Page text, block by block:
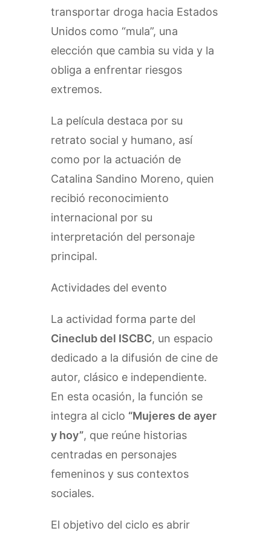
transportar droga hacia Estados
Unidos como “mula”, una
elección que cambia su vida y la
obliga a enfrentar riesgos
extremos.
La película destaca por su
retrato social y humano, así
como por la actuación de
Catalina Sandino Moreno, quien
recibió reconocimiento
internacional por su
interpretación del personaje
principal.
Actividades del evento
La actividad forma parte del
Cineclub del ISCBC, un espacio
dedicado a la difusión de cine de
autor, clásico e independiente.
En esta ocasión, la función se
integra al ciclo “Mujeres de ayer
y hoy”, que reúne historias
centradas en personajes
femeninos y sus contextos
sociales.
El objetivo del ciclo es abrir